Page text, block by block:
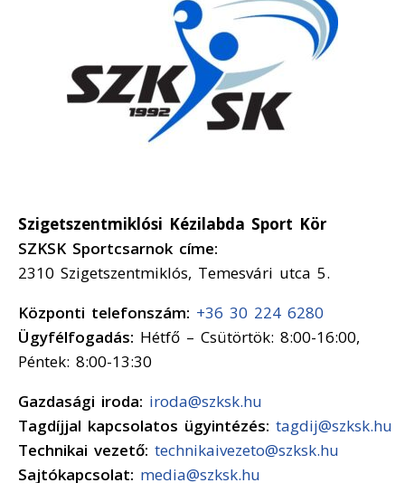
Szigetszentmiklósi Kézilabda Sport Kör
SZKSK Sportcsarnok címe:
2310 Szigetszentmiklós, Temesvári utca 5.
Központi telefonszám: +36 30 224 6280
Ügyfélfogadás: Hétfő – Csütörtök: 8:00-16:00,
Péntek: 8:00-13:30
Gazdasági iroda: iroda@szksk.hu
Tagdíjjal kapcsolatos ügyintézés: tagdij@szksk.hu
Technikai vezető: technikaivezeto@szksk.hu
Sajtókapcsolat: media@szksk.hu